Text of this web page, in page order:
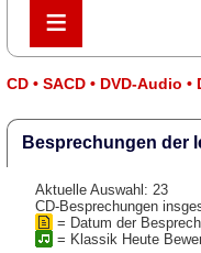
≡
≡
CD • SACD • DVD-Audio •
Besprechungen der
Aktuelle Auswahl: 23
CD-Besprechungen
= Datum der
= Klassik Heute